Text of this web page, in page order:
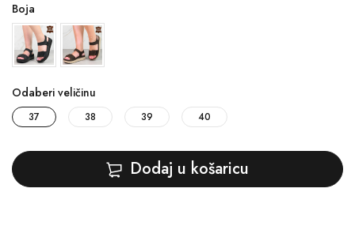
Boja
Odaberi veličinu
37 38 39 40
Dodaj u košaricu